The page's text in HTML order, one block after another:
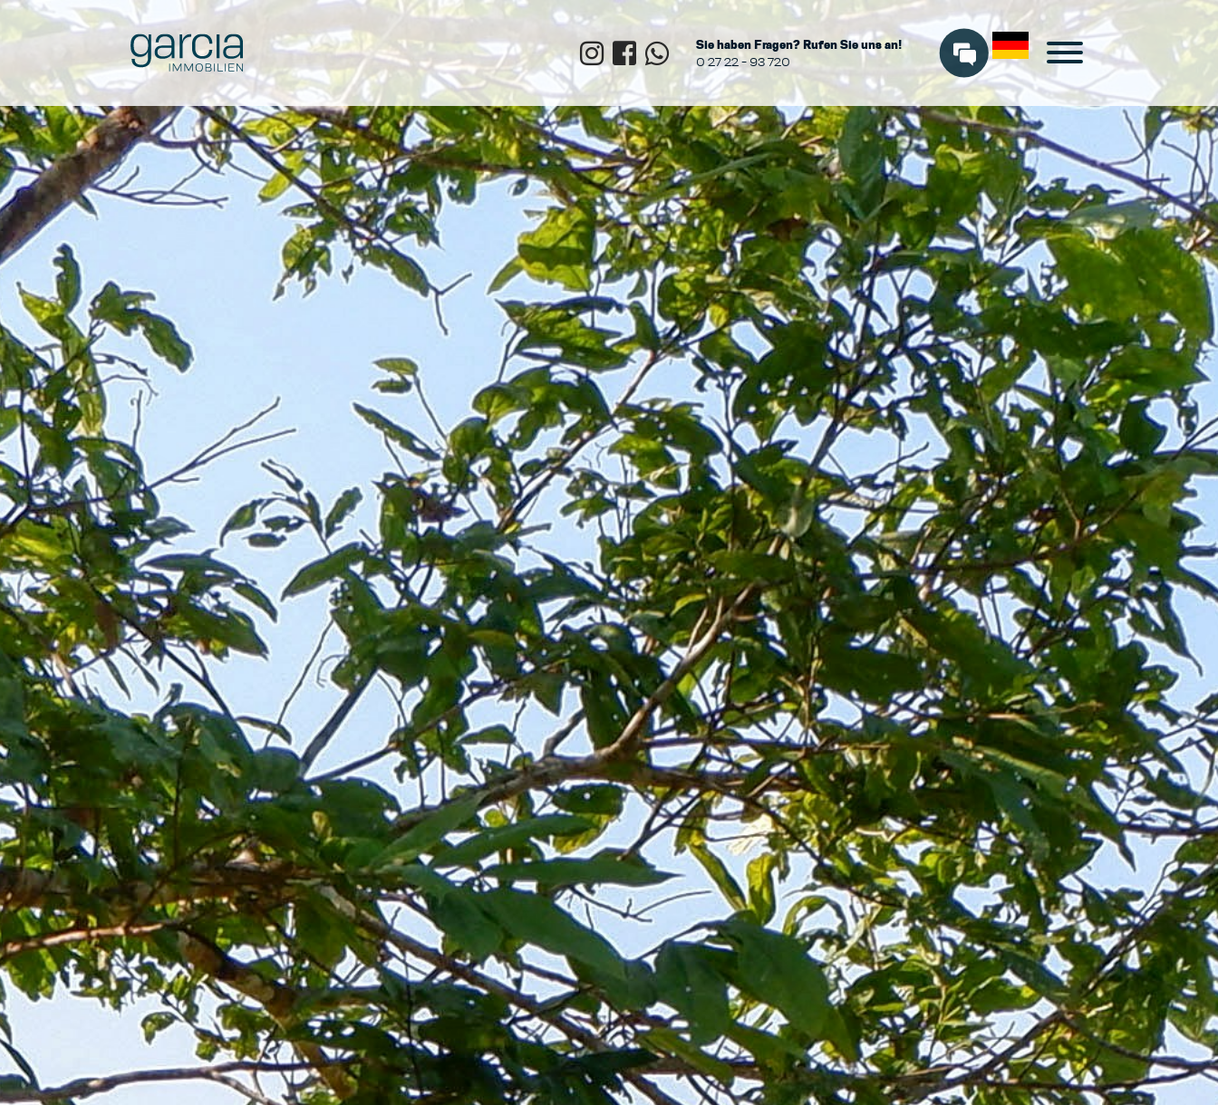
Sie haben Fragen? Rufen Sie uns an!
0 27 22 - 93 720